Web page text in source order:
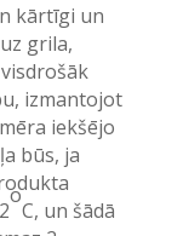
kārtīgi un
grila,
izmantojot
iekšējo
būs, ja
o
C, un šādā